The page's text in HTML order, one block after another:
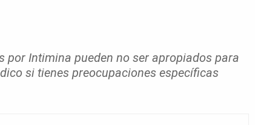
por Intimina pueden no ser apropiados para
si tienes preocupaciones específicas